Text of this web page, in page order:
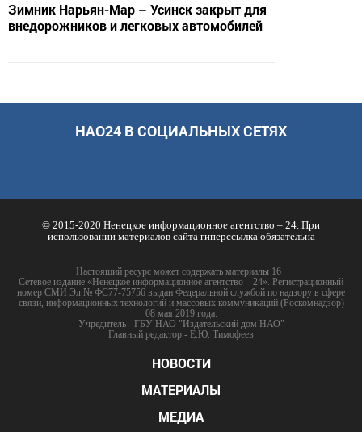
Зимник Нарьян-Мар – Усинск закрыт для
внедорожников и легковых автомобилей
НАО24 В СОЦИАЛЬНЫХ СЕТЯХ
© 2015-2020 Ненецкое информационное агентство – 24. При
использовании материалов сайта гиперссылка обязательна
Настоящий ресурс может содержать материалы 16+
Сетевое издание «Ненецкое информационное агентство – 24». Регистрационный
номер СМИ Эл № ФС77-75756 выдан Федеральной службой по надзору в сфере
связи, информационных технологий и массовых коммуникаций (Роскомнадзор)
08 мая 2019 года.
Учредитель - ГБУ НАО "Издательский дом НАО"
Главный редактор - Е.Ю. Тимофеев
НОВОСТИ
МАТЕРИАЛЫ
МЕДИА